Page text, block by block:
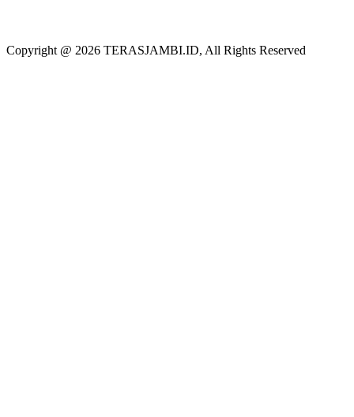
Copyright @ 2026 TERASJAMBI.ID, All Rights Reserved